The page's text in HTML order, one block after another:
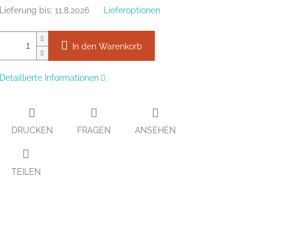
Lieferung bis: 11.8.2026 Lieferoptionen
In den Warenkorb
Detaillierte Informationen
DRUCKEN FRAGEN ANSEHEN
TEILEN